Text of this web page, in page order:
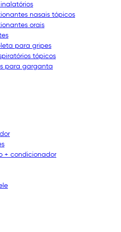
nasais tópicos
orais
para gripes
tópicos
para garganta
+ condicionador